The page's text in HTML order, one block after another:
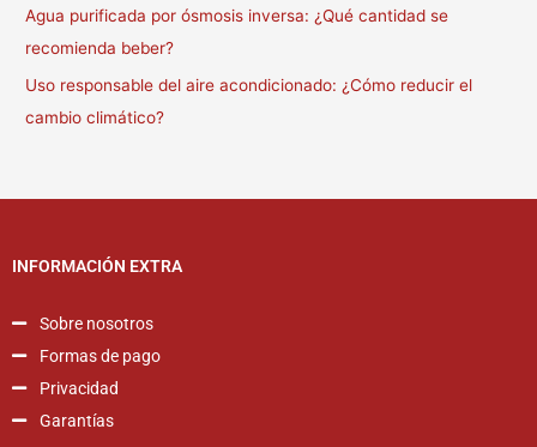
Agua purificada por ósmosis inversa: ¿Qué cantidad se
recomienda beber?
Uso responsable del aire acondicionado: ¿Cómo reducir el
cambio climático?
INFORMACIÓN EXTRA
Sobre nosotros
Formas de pago
Privacidad
Garantías